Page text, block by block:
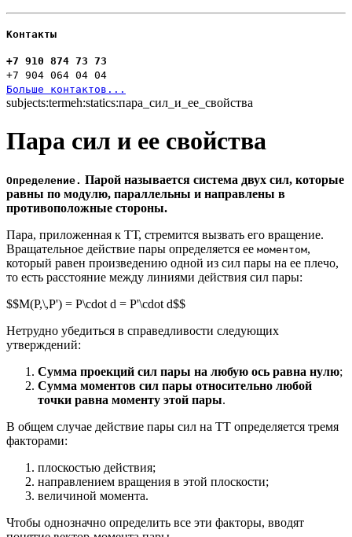
Контакты
+7 910 874 73 73
+7 904 064 04 04
Больше контактов...
subjects:termeh:statics:пара_сил_и_ее_свойства
Пара сил и ее свойства
Определение. Парой называется система двух сил, которые
равны по модулю, параллельны и направлены в
противоположные стороны.
Пара, приложенная к ТТ, стремится вызвать его вращение.
Вращательное действие пары определяется ее моментом,
который равен произведению одной из сил пары на ее плечо,
то есть расстояние между линиями действия сил пары:
$$M(P,\,P') = P\cdot d = P'\cdot d$$
Нетрудно убедиться в справедливости следующих
утверждений:
Сумма проекций сил пары на любую ось равна нулю;
Сумма моментов сил пары относительно любой
точки равна моменту этой пары.
В общем случае действие пары сил на ТТ определяется тремя
факторами:
плоскостью действия;
направлением вращения в этой плоскости;
величиной момента.
Чтобы однозначно определить все эти факторы, вводят